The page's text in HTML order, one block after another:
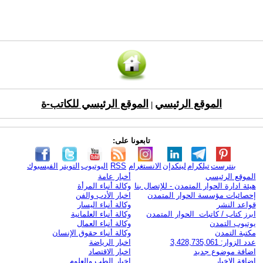
الموقع الرئيسي الموقع الرئيسي للكاتب-ة
تابعونا على:
الفيسبوك التويتر اليوتيوب RSS الانستغرام لينكدإن تيلكرامبنترست
الموقع الرئيسي
هيئة ادارة الحوار المتمدن - للإتصال بنا
إحصائيات مؤسسة الحوار المتمدن
قواعد النشر
ابرز كتاب / كاتبات الحوار المتمدن
يوتيوب التمدن
مكتبة التمدن
عدد الزوار: 3,428,735,061
اضافة موضوع جديد
اضافة الاخبار
أخبار عامة
وكالة أنباء المرأة
اخبار الأدب والفن
وكالة أنباء اليسار
وكالة أنباء العلمانية
وكالة أنباء العمال
وكالة أنباء حقوق الإنسان
اخبار الرياضة
اخبار الاقتصاد
اخبار الطب والعلوم